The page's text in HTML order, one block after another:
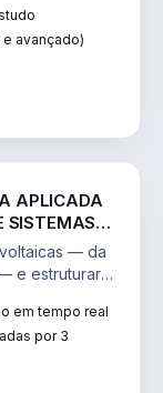
avançado)
APLICADA
SISTEMAS
— da
e estruturar
em tempo real
por 3